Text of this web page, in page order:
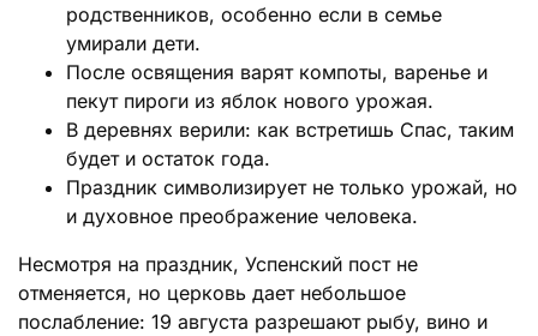
родственников, особенно если в семье
умирали дети.
После освящения варят компоты, варенье и
пекут пироги из яблок нового урожая.
В деревнях верили: как встретишь Спас, таким
будет и остаток года.
Праздник символизирует не только урожай, но
и духовное преображение человека.
Несмотря на праздник, Успенский пост не
отменяется, но церковь дает небольшое
послабление: 19 августа разрешают рыбу, вино и